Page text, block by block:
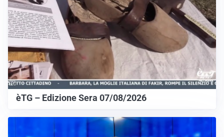
èTG – Edizione Sera 07/08/2026